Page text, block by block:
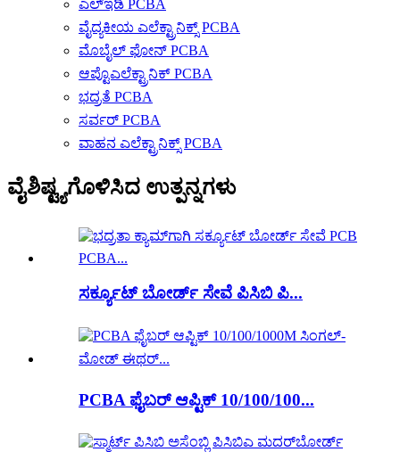
ಎಲ್ಇಡಿ PCBA
ವೈದ್ಯಕೀಯ ಎಲೆಕ್ಟ್ರಾನಿಕ್ಸ್ PCBA
ಮೊಬೈಲ್ ಫೋನ್ PCBA
ಆಪ್ಟೊಎಲೆಕ್ಟ್ರಾನಿಕ್ PCBA
ಭದ್ರತೆ PCBA
ಸರ್ವರ್ PCBA
ವಾಹನ ಎಲೆಕ್ಟ್ರಾನಿಕ್ಸ್ PCBA
ವೈಶಿಷ್ಟ್ಯಗೊಳಿಸಿದ ಉತ್ಪನ್ನಗಳು
ಸರ್ಕ್ಯೂಟ್ ಬೋರ್ಡ್ ಸೇವೆ ಪಿಸಿಬಿ ಪಿ...
PCBA ಫೈಬರ್ ಆಪ್ಟಿಕ್ 10/100/100...